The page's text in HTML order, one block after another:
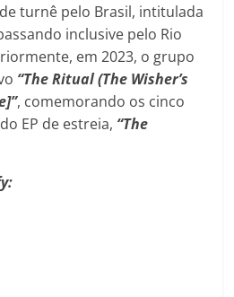
turnê pelo Brasil, intitulada
inclusive pelo Rio
em 2023, o grupo
“The Ritual (The Wisher’s
, comemorando os cinco
EP de estreia, “The